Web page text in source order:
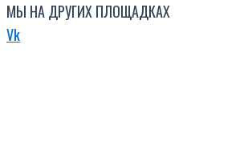
МЫ НА ДРУГИХ ПЛОЩАДКАХ
Vk